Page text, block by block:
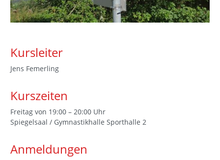
Kursleiter
Jens Femerling
Kurszeiten
Freitag von 19:00 – 20:00 Uhr
Spiegelsaal / Gymnastikhalle Sporthalle 2
Anmeldungen